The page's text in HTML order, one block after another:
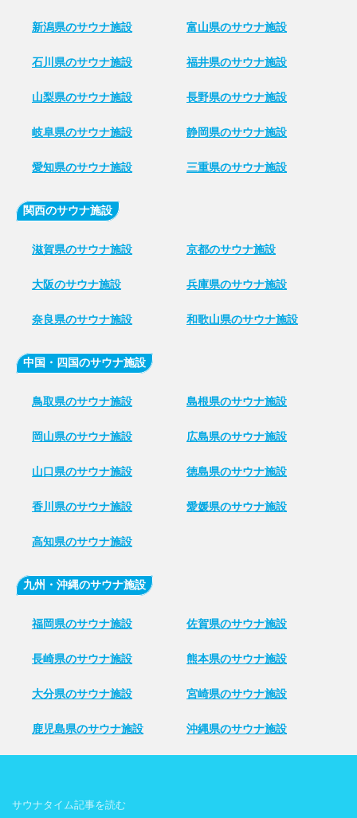
新潟県のサウナ施設 富山県のサウナ施設
石川県のサウナ施設 福井県のサウナ施設
山梨県のサウナ施設 長野県のサウナ施設
岐阜県のサウナ施設 静岡県のサウナ施設
愛知県のサウナ施設 三重県のサウナ施設
関西のサウナ施設
滋賀県のサウナ施設 京都のサウナ施設
大阪のサウナ施設 兵庫県のサウナ施設
奈良県のサウナ施設 和歌山県のサウナ施設
中国・四国のサウナ施設
鳥取県のサウナ施設 島根県のサウナ施設
岡山県のサウナ施設 広島県のサウナ施設
山口県のサウナ施設 徳島県のサウナ施設
香川県のサウナ施設 愛媛県のサウナ施設
高知県のサウナ施設
九州・沖縄のサウナ施設
福岡県のサウナ施設 佐賀県のサウナ施設
長崎県のサウナ施設 熊本県のサウナ施設
大分県のサウナ施設 宮崎県のサウナ施設
鹿児島県のサウナ施設 沖縄県のサウナ施設
サウナタイム記事を読む